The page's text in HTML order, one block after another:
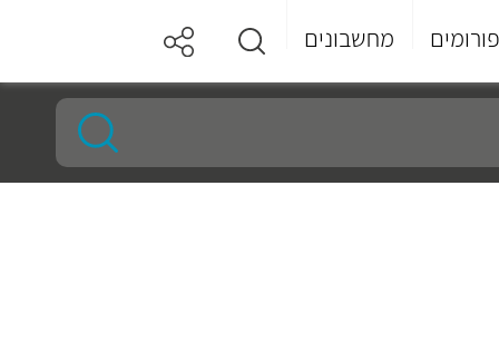
פורומים מחשבונים